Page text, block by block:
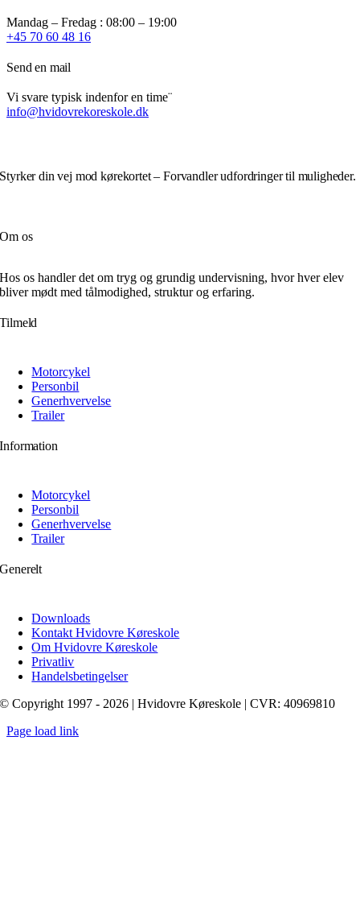
Mandag – Fredag : 08:00 – 19:00
+45 70 60 48 16
Send en mail
Vi svare typisk indenfor en time¨
info@hvidovrekoreskole.dk
Styrker din vej mod kørekortet – Forvandler udfordringer til muligheder.
Om os
Hos os handler det om tryg og grundig undervisning, hvor hver elev
bliver mødt med tålmodighed, struktur og erfaring.
Tilmeld
Motorcykel
Personbil
Generhvervelse
Trailer
Information
Motorcykel
Personbil
Generhvervelse
Trailer
Generelt
Downloads
Kontakt Hvidovre Køreskole
Om Hvidovre Køreskole
Privatliv
Handelsbetingelser
© Copyright 1997 - 2026 | Hvidovre Køreskole | CVR: 40969810
Page load link